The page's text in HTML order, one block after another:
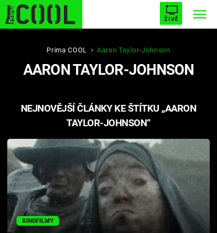
ŽIVĚ
STARHOUSE BUFFY, PŘEMOŽITELKA UPÍRŮ
ESCAPE PLNEJ KOTEL AVENGERS 5
Filmy
Seriály
Hry
Cool Esport
Prima COOL Aaron Taylor-Johnson
AARON TAYLOR-JOHNSON
NEJNOVĚJŠÍ ČLÁNKY KE ŠTÍTKU „AARON
TAYLOR-JOHNSON“
KINOFILMY